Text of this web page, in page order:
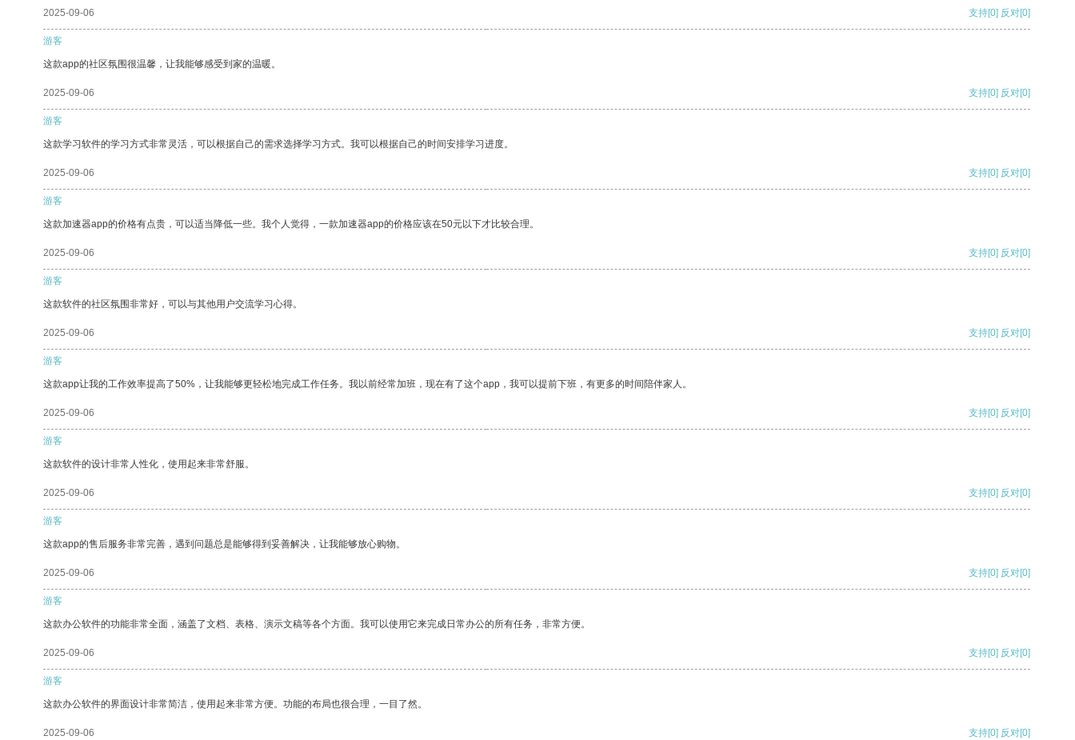
2025-09-06 支持[0] 反对[0]
游客
这款app的社区氛围很温馨，让我能够感受到家的温暖。
2025-09-06 支持[0] 反对[0]
游客
这款学习软件的学习方式非常灵活，可以根据自己的需求选择学习方式。我可以根据自己的时间安排学习进度。
2025-09-06 支持[0] 反对[0]
游客
这款加速器app的价格有点贵，可以适当降低一些。我个人觉得，一款加速器app的价格应该在50元以下才比较合理。
2025-09-06 支持[0] 反对[0]
游客
这款软件的社区氛围非常好，可以与其他用户交流学习心得。
2025-09-06 支持[0] 反对[0]
游客
这款app让我的工作效率提高了50%，让我能够更轻松地完成工作任务。我以前经常加班，现在有了这个app，我可以提前下班，有更多的时间陪伴家人。
2025-09-06 支持[0] 反对[0]
游客
这款软件的设计非常人性化，使用起来非常舒服。
2025-09-06 支持[0] 反对[0]
游客
这款app的售后服务非常完善，遇到问题总是能够得到妥善解决，让我能够放心购物。
2025-09-06 支持[0] 反对[0]
游客
这款办公软件的功能非常全面，涵盖了文档、表格、演示文稿等各个方面。我可以使用它来完成日常办公的所有任务，非常方便。
2025-09-06 支持[0] 反对[0]
游客
这款办公软件的界面设计非常简洁，使用起来非常方便。功能的布局也很合理，一目了然。
2025-09-06 支持[0] 反对[0]